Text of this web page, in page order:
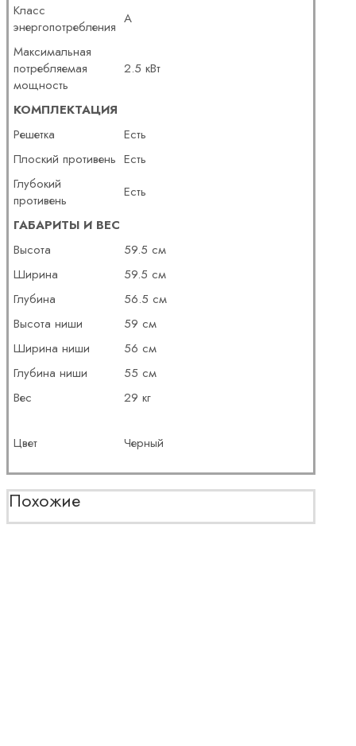
Класс
энергопотребления A
Максимальная
потребляемая
мощность
2.5 кВт
КОМПЛЕКТАЦИЯ
Решетка
Есть
Плоский противень Есть
Глубокий
противень
Есть
ГАБАРИТЫ И ВЕС
Высота
59.5 см
Ширина
59.5 см
Глубина
56.5 см
Высота ниши
59 см
Ширина ниши
56 см
Глубина ниши
55 см
Вес
29 кг
Цвет Черный
Похожие